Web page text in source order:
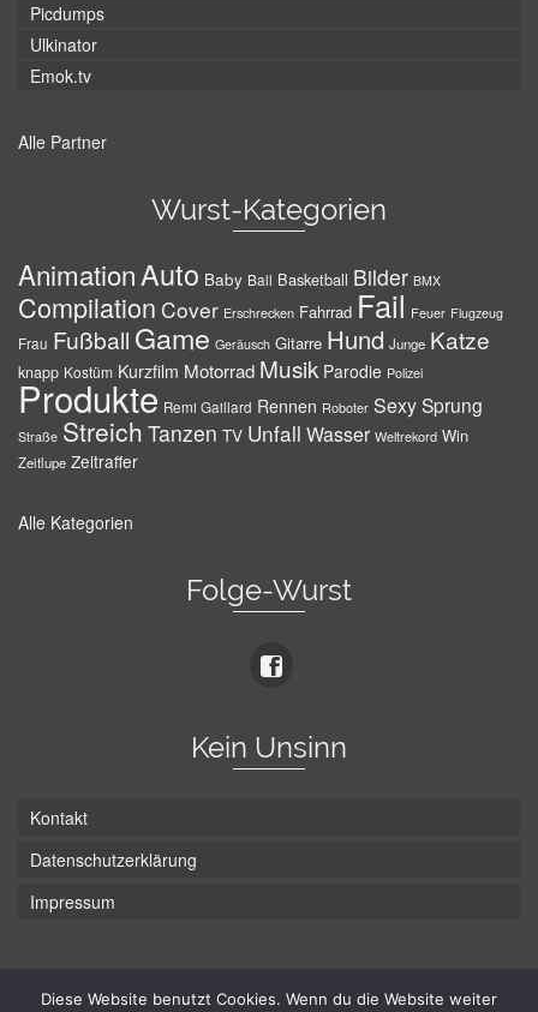
Picdumps
Ulkinator
Emok.tv
Alle Partner
Wurst-Kategorien
AnimationAuto Baby Ball Basketball Bilder BMX
Compilation Cover Erschrecken Fahrrad Fail Feuer Flugzeug
Frau Fußball Game Geräusch Gitarre Hund Junge Katze
knapp Kostüm Kurzfilm Motorrad Musik Parodie Polizei
Produkte Remi Gaillard Rennen Roboter SexySprung
Straße Streich Tanzen TV Unfall Wasser Weltrekord Win
Zeitlupe Zeitraffer
Alle Kategorien
Folge-Wurst
Kein Unsinn
Kontakt
Datenschutzerklärung
Impressum
Diese Website benutzt Cookies. Wenn du die Website weiter